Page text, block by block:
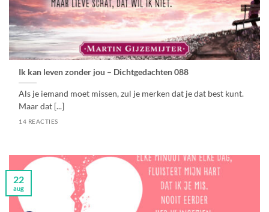
Ik kan leven zonder jou – Dichtgedachten 088
Als je iemand moet missen, zul je merken dat je dat best kunt.
Maar dat [...]
14 REACTIES
22
aug